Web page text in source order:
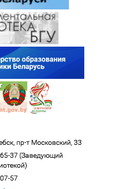
пр-т Московский, 33
37 (Заведующий
57